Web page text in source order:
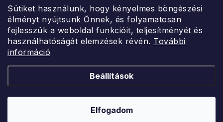
Sütiket használunk, hogy kényelmes böngészési
élményt nyújtsunk Önnek, és folyamatosan
fejlesszük a weboldal funkcióit, teljesítményét és
használhatóságát elemzések révén. További
információ
Beállítások
Elfogadom
Érintkezés
Rendelésem
Érintkezés
Hé-Pé: 9:00-15:00
uzlet@modernvasarlas.hu
Kereskedelem feltételei
ModernVasarlas.hu. Minden jog fenntartva.